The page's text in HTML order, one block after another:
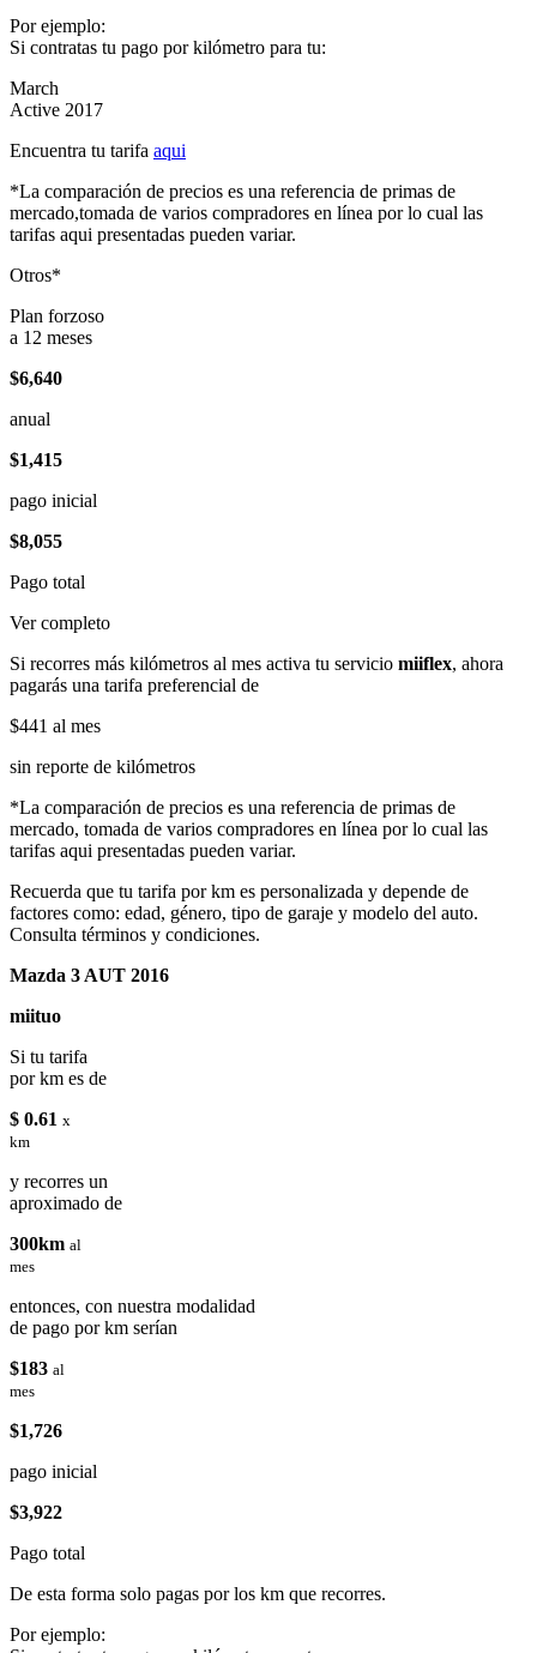
Por ejemplo:
Si contratas tu pago por kilómetro para tu:
March
Active 2017
Encuentra tu tarifa aqui
*La comparación de precios es una referencia de primas de
mercado,tomada de varios compradores en línea por lo cual las
tarifas aqui presentadas pueden variar.
Otros*
Plan forzoso
a 12 meses
$6,640
anual
$1,415
pago inicial
$8,055
Pago total
Ver completo
Si recorres más kilómetros al mes activa tu servicio miiflex, ahora
pagarás una tarifa preferencial de
$441 al mes
sin reporte de kilómetros
*La comparación de precios es una referencia de primas de
mercado, tomada de varios compradores en línea por lo cual las
tarifas aqui presentadas pueden variar.
Recuerda que tu tarifa por km es personalizada y depende de
factores como: edad, género, tipo de garaje y modelo del auto.
Consulta términos y condiciones.
Mazda 3 AUT 2016
miituo
Si tu tarifa
por km es de
$ 0.61 x
km
y recorres un
aproximado de
300km al
mes
entonces, con nuestra modalidad
de pago por km serían
$183 al
mes
$1,726
pago inicial
$3,922
Pago total
De esta forma solo pagas por los km que recorres.
Por ejemplo: